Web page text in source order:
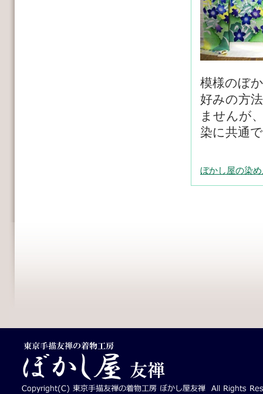
模様のぼ
好みの方
ませんが
染に共通
ぼかし屋の染